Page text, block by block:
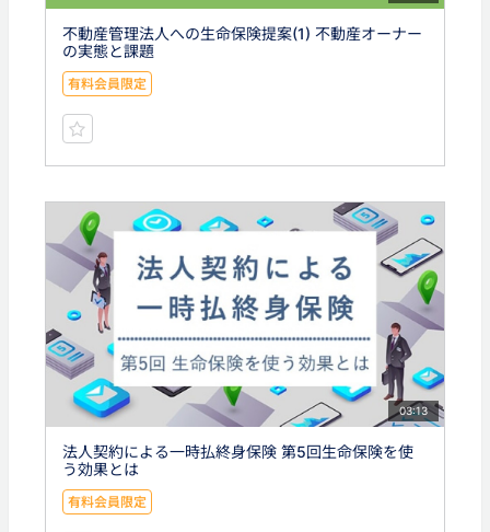
不動産管理法人への生命保険提案(1) 不動産オーナー
の実態と課題
有料会員限定
03:13
法人契約による一時払終身保険 第5回生命保険を使
う効果とは
有料会員限定